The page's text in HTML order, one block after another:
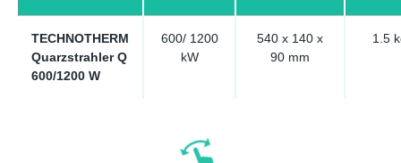
TECHNOTHERM
Quarzstrahler Q
600/1200 W
600/ 1200
kW
540 x 140 x
90 mm
1.5